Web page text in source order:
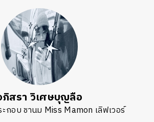
ภิสรา วิเศษบุญลือ
กอบ ชานม Miss Mamon เลิฟเวอร์